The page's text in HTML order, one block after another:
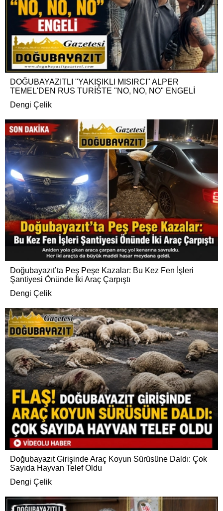
DOĞUBAYAZITLI "YAKIŞIKLI MISIRCI" ALPER
TEMEL'DEN RUS TURİSTE "NO, NO, NO" ENGELİ
Dengi Çelik
Doğubayazıt’ta Peş Peşe Kazalar: Bu Kez Fen İşleri
Şantiyesi Önünde İki Araç Çarpıştı
Dengi Çelik
Doğubayazıt Girişinde Araç Koyun Sürüsüne Daldı: Çok
Sayıda Hayvan Telef Oldu
Dengi Çelik